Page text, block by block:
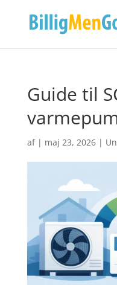
Guide til
af | maj 23, 2026|